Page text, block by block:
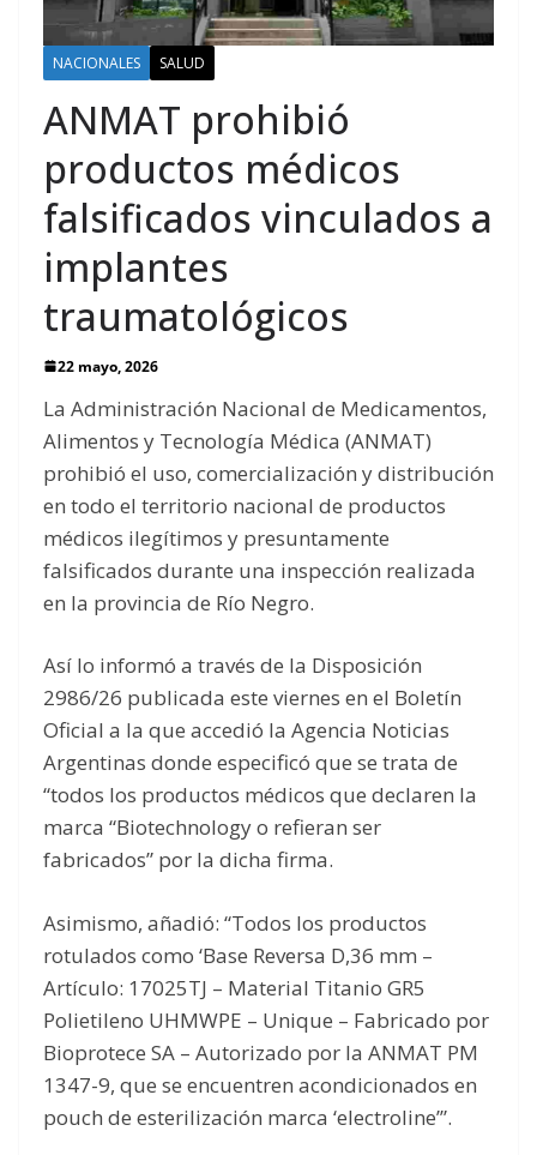
NACIONALES SALUD
ANMAT prohibió
productos médicos
falsificados vinculados a
implantes
traumatológicos
22 mayo, 2026
La Administración Nacional de Medicamentos,
Alimentos y Tecnología Médica (ANMAT)
prohibió el uso, comercialización y distribución
en todo el territorio nacional de productos
médicos ilegítimos y presuntamente
falsificados durante una inspección realizada
en la provincia de Río Negro.
Así lo informó a través de la Disposición
2986/26 publicada este viernes en el Boletín
Oficial a la que accedió la Agencia Noticias
Argentinas donde especificó que se trata de
“todos los productos médicos que declaren la
marca “Biotechnology o refieran ser
fabricados” por la dicha firma.
Asimismo, añadió: “Todos los productos
rotulados como ‘Base Reversa D,36 mm –
Artículo: 17025TJ – Material Titanio GR5
Polietileno UHMWPE – Unique – Fabricado por
Bioprotece SA – Autorizado por la ANMAT PM
1347-9, que se encuentren acondicionados en
pouch de esterilización marca ‘electroline’”.